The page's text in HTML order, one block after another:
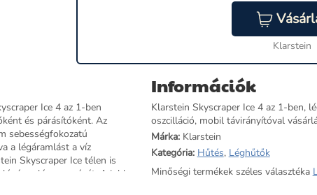
Klarstein
Ice 4 az 1-ben
és párásítóként. Az
sebességfokozatú
a légáramlást a víz
Skyscraper Ice télen is
mozgását. A jobb
és a szagokat. A
Információk
Klarstein Skyscraper Ice 4 az 1-ben,
oszcilláció, mobil távirányítóval
Márka:Klarstein
Kategória: Hűtés, Léghűtők
Minőségi termékek széles választéka